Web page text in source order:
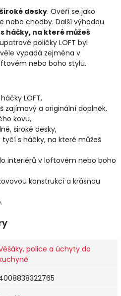
desky. Ověří se jako
nebo chodby. Další výhodou
háčky, na které můžeš
poličky LOFT byl
vypadá zejména v
nebo boho stylu.
LOFT,
zajímavý a originální doplněk,
kovu,
široké desky,
s háčky, na které můžeš
interiérů v loftovém nebo boho
konstrukcí a krásnou
police a úchyty do